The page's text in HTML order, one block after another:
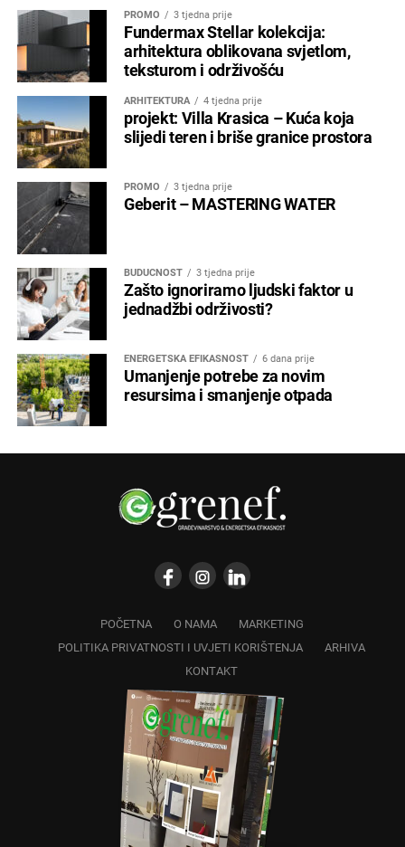
PROMO 3 tjedna prije
Fundermax Stellar kolekcija:
arhitektura oblikovana svjetlom,
teksturom i održivošću
ARHITEKTURA 4 tjedna prije
projekt: Villa Krasica – Kuća koja
slijedi teren i briše granice prostora
PROMO 3 tjedna prije
Geberit – MASTERING WATER
BUDUĆNOST 3 tjedna prije
Zašto ignoriramo ljudski faktor u
jednadžbi održivosti?
ENERGETSKA EFIKASNOST 6 dana prije
Umanjenje potrebe za novim
resursima i smanjenje otpada
POČETNA O NAMA
MARKETING
POLITIKA PRIVATNOSTI I UVJETI KORIŠTENJA
ARHIVA
KONTAKT